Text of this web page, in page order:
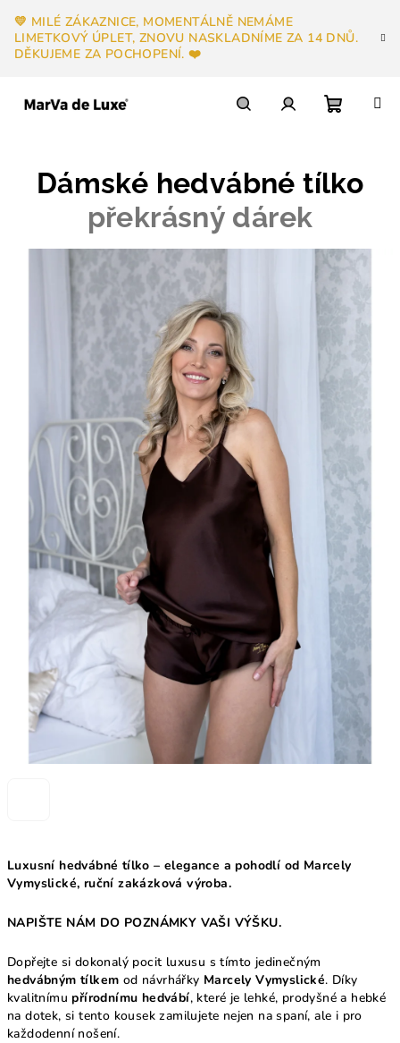
obsah
💛 MILÉ ZÁKAZNICE, MOMENTÁLNĚ NEMÁME
LIMETKOVÝ ÚPLET, ZNOVU NASKLADNÍME ZA 14 DNŮ.
DĚKUJEME ZA POCHOPENÍ. ❤️
košík
Luxusní hedvábné tílko – elegance a pohodlí od Marcely
Vymyslické, ruční zakázková výroba.
NAPIŠTE NÁM DO POZNÁMKY VAŠI VÝŠKU.
Dopřejte si dokonalý pocit luxusu s tímto jedinečným
hedvábným tílkem od návrhářky Marcely Vymyslické. Díky
kvalitnímupřírodnímu hedvábí, které je lehké, prodyšné a hebké
na dotek, si tento kousek zamilujete nejen na spaní, ale i pro
každodenní nošení.
Dámské hedvábné tílko
překrásný dárek